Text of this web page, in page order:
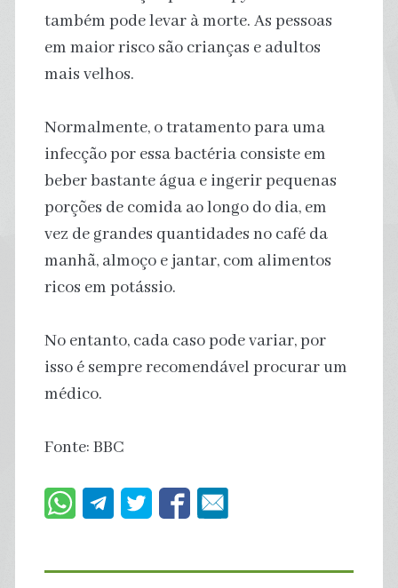
também pode levar à morte. As pessoas
em maior risco são crianças e adultos
mais velhos.
Normalmente, o tratamento para uma
infecção por essa bactéria consiste em
beber bastante água e ingerir pequenas
porções de comida ao longo do dia, em
vez de grandes quantidades no café da
manhã, almoço e jantar, com alimentos
ricos em potássio.
No entanto, cada caso pode variar, por
isso é sempre recomendável procurar um
médico.
Fonte: BBC